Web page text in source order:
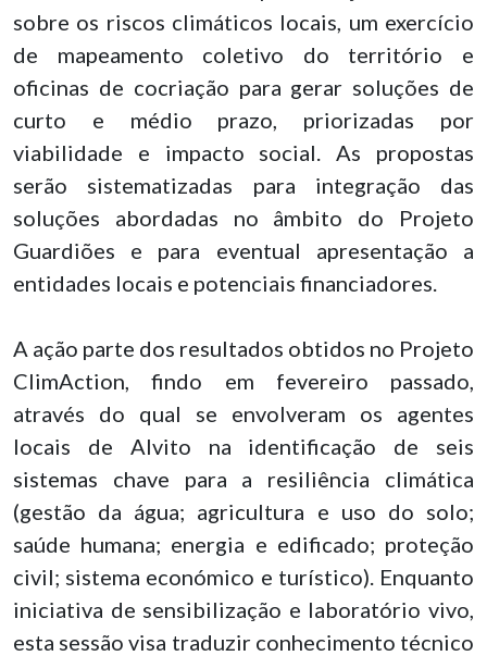
sobre os riscos climáticos locais, um exercício
de mapeamento coletivo do território e
oficinas de cocriação para gerar soluções de
curto e médio prazo, priorizadas por
viabilidade e impacto social. As propostas
serão sistematizadas para integração das
soluções abordadas no âmbito do Projeto
Guardiões e para eventual apresentação a
entidades locais e potenciais financiadores.
A ação parte dos resultados obtidos no Projeto
ClimAction, findo em fevereiro passado,
através do qual se envolveram os agentes
locais de Alvito na identificação de seis
sistemas chave para a resiliência climática
(gestão da água; agricultura e uso do solo;
saúde humana; energia e edificado; proteção
civil; sistema económico e turístico). Enquanto
iniciativa de sensibilização e laboratório vivo,
esta sessão visa traduzir conhecimento técnico